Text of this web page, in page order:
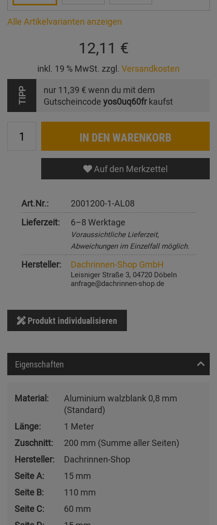
Alle Artikelvarianten anzeigen
12,11 €
inkl. 19 % MwSt. zzgl. Versandkosten
TIPP nur 11,39 € wenn du mit dem
Gutscheincode yos0uq60frkaufst
IN DEN WARENKORB
Auf den Merkzettel
Art.Nr.:
2001200-1-AL08
Lieferzeit:
6–8 Werktage
Voraussichtliche Lieferzeit,
Abweichungen im Einzelfall möglich.
Hersteller: Dachrinnen-Shop GmbH
Leisniger Straße 3, 04720 Döbeln
anfrage@dachrinnen-shop.de
Produkt individualisieren
Eigenschaften
Material:
Aluminium walzblank 0,8 mm
(Standard)
Länge:
1 Meter
Zuschnitt:
200 mm (Summe aller Seiten)
Hersteller:
Dachrinnen-Shop
Seite A:
15 mm
Seite B:
110 mm
Seite C:
60 mm